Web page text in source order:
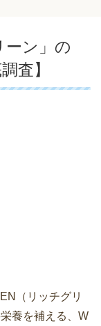
ーン」の
査】
（リッチグリ
養を補える、W